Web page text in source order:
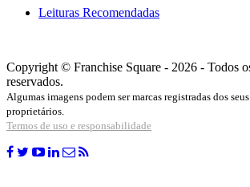
Leituras Recomendadas
Copyright © Franchise Square - 2026 - Todos
reservados.
Algumas imagens podem ser marcas registradas dos
proprietários.
Termos de uso e responsabilidade